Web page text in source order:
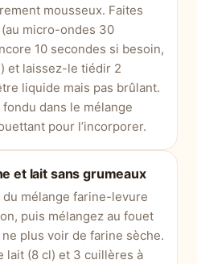
mousseux. Faites
micro-ondes 30
10 secondes si besoin,
et laissez-le tiédir 2
liquide mais pas brûlant.
dans le mélange
pour l’incorporer.
et lait sans grumeaux
mélange farine-levure
puis mélangez au fouet
plus voir de farine sèche.
lait (8 cl) et 3 cuillères à